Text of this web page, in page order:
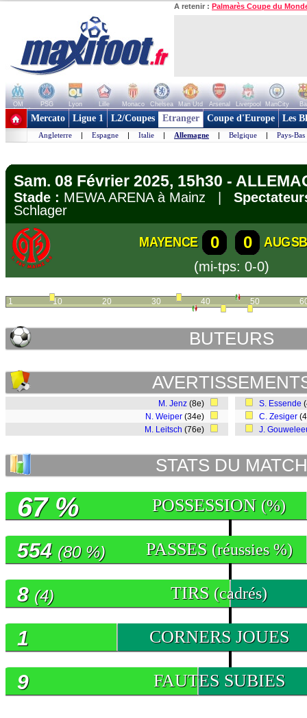
A retenir : Palmarès Coupe du
OM PSG Lyon Lille Monaco Chelsea Man Utd Arsenal Liverpool ManCity
+ de clubs
Mercato Ligue 1 L2/Coupes Etranger Coupe d'Europe Les
Angleterre | Espagne | Italie | Allemagne | Belgique | Pays-Bas
Sam. 08 Février 2025, 15h30 -
Stade : MEWA ARENA à Mainz |
Schlager
MAYENCE 0 0
(mi-tps: 0-0)
1 10 20 30 40 50
BUTEURS
M. Jenz (8e)
N. Weiper (34e)
M. Leitsch (76e)
S. Essende
C. Zesiger
J.
STATS DU MATCH
POSSESSION (%)
67 %
PASSES (réussies %)
554 (80 %)
TIRS (cadrés)
8 (4)
CORNERS JOUES
1
FAUTES SUBIES
9